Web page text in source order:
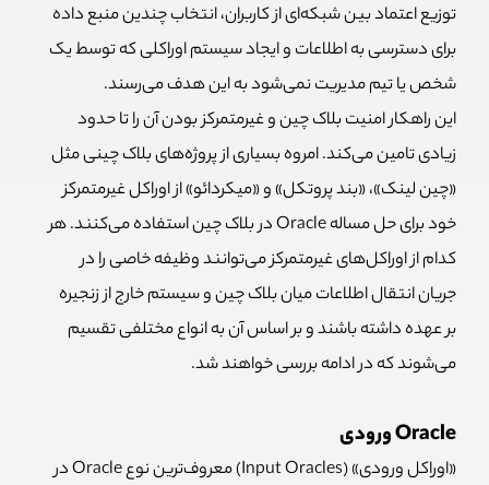
توزیع اعتماد بین شبکه‌ای از کاربران، انتخاب چندین منبع داده
برای دسترسی به اطلاعات و ایجاد سیستم اوراکلی که توسط یک
شخص یا تیم مدیریت نمی‌شود به این هدف می‌رسند.
این راهکار امنیت بلاک چین و غیرمتمرکز بودن آن را تا حدود
زیادی تامین می‌کند. امروه بسیاری از پروژه‌های بلاک چینی مثل
«چین لینک»، «بند پروتکل» و «میکردائو» از اوراکل غیرمتمرکز
خود برای حل مساله Oracle در بلاک چین استفاده می‌کنند. هر
کدام از اوراکل‌های غیرمتمرکز می‌توانند وظیفه خاصی را در
جریان انتقال اطلاعات میان بلاک چین و سیستم خارج از زنجیره
بر عهده داشته باشند و بر اساس آن به انواع مختلفی تقسیم
می‌شوند که در ادامه بررسی خواهند شد.
Oracle ورودی
«اوراکل ورودی» (Input Oracles) معروف‌ترین نوع Oracle در